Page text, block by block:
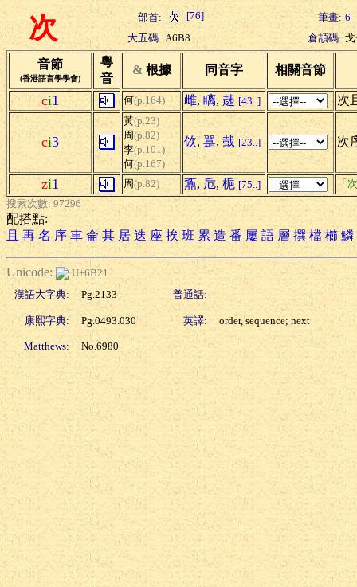
次 部首: [76] 筆畫: 6
大五碼: A6B8 倉頡碼:
音節
(香港語言學學會)
粵
音
& 根據 同音字 相關音節
ci1 何(p.164) 雌, 瞝, 趀 [43..] 次
ci3
黃(p.23)
周(p.82)
李(p.101)
何(p.167)
佽, 翨, 蛓 [23..] 次
zi1 周(p.82) 鼒, 卮, 梔 [75..]
「
搜索次數: 97296
配搭點:
且 再 名 序 車 侖 其 居 迭 座 挨 班 累 造 番 屢 語 層 撰 檔 櫛 鱗
Unicode:
U+6B21
漢語大字典:
Pg.2133 普通話:
康熙字典: Pg.0493.030 英譯: order, sequence; next
Matthews: No.6980